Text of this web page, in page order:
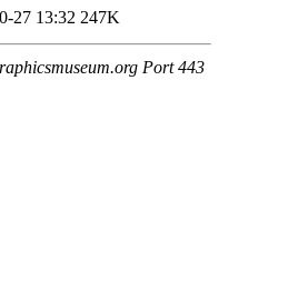
27 13:32 247K
Port 443